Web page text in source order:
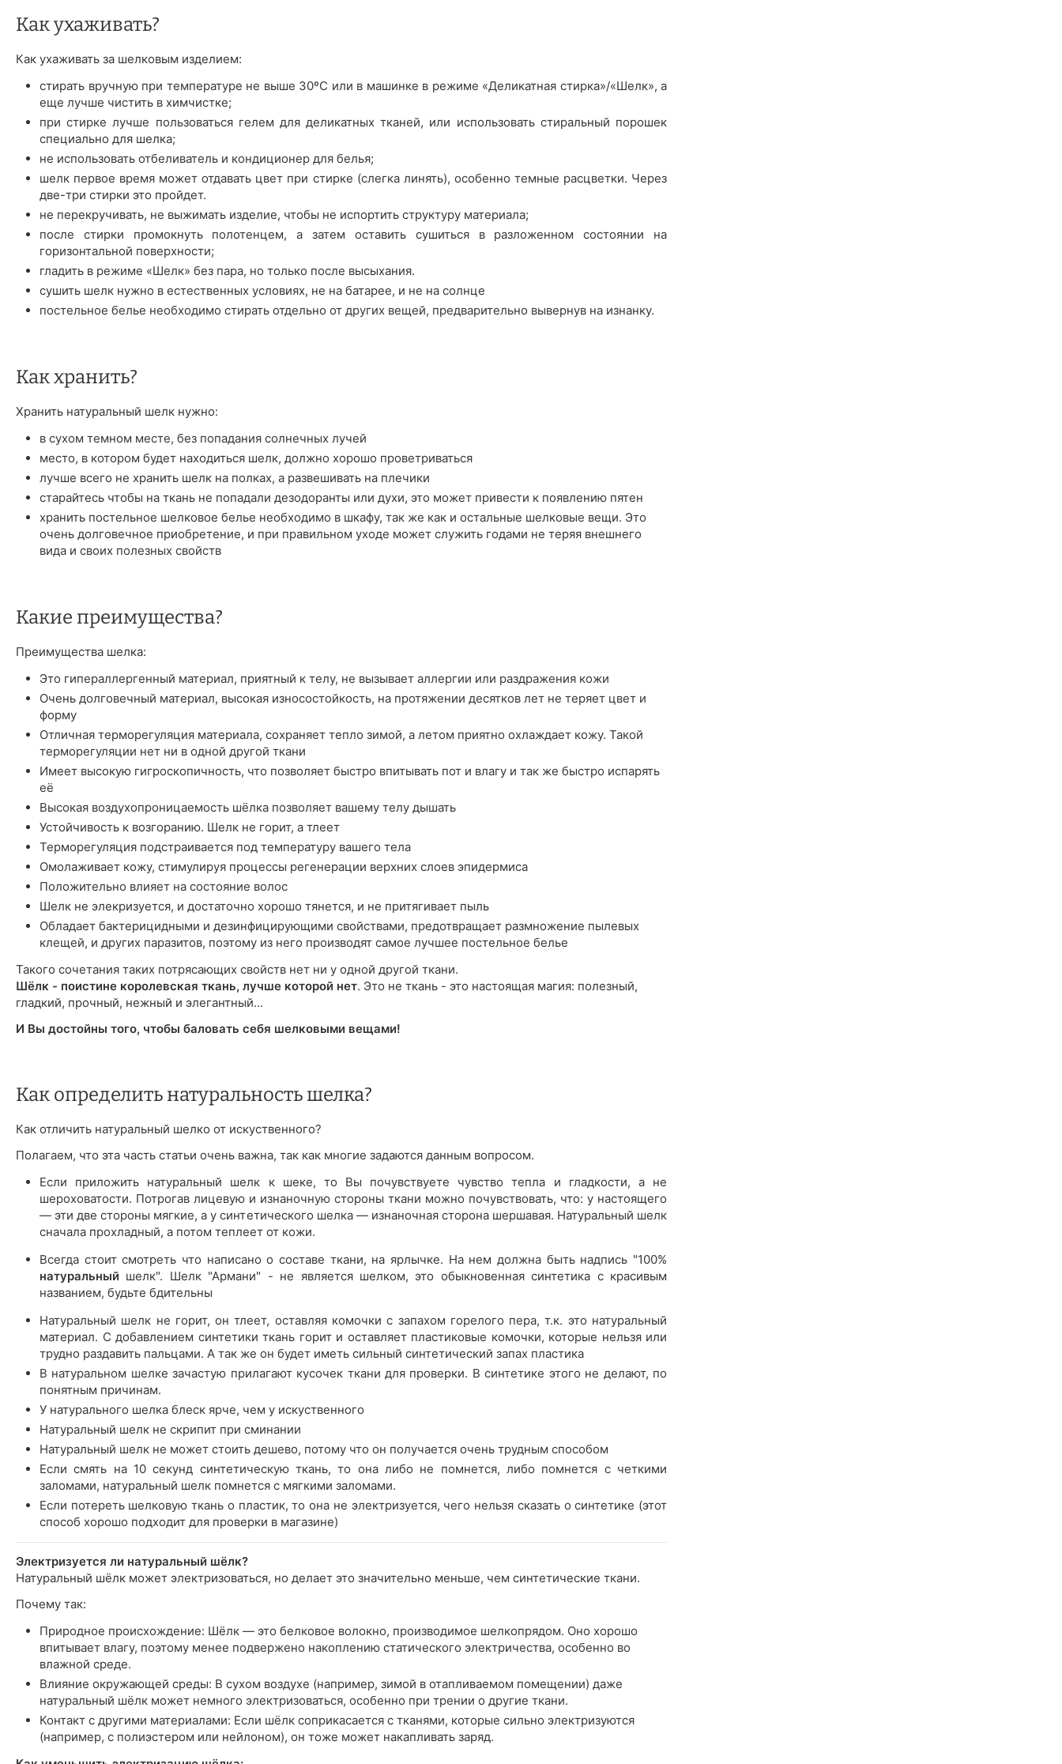
Как ухаживать?
Как ухаживать за шелковым изделием:
стирать вручную при температуре не выше 30ºС или в машинке в режиме «Деликатная стирка»/«Шелк», а
еще лучше чистить в химчистке;
при стирке лучше пользоваться гелем для деликатных тканей, или использовать стиральный порошек
специально для шелка;
не использовать отбеливатель и кондиционер для белья;
шелк первое время может отдавать цвет при стирке (слегка линять), особенно темные расцветки. Через
две-три стирки это пройдет.
не перекручивать, не выжимать изделие, чтобы не испортить структуру материала;
после стирки промокнуть полотенцем, а затем оставить сушиться в разложенном состоянии на
горизонтальной поверхности;
гладить в режиме «Шелк» без пара, но только после высыхания.
сушить шелк нужно в естественных условиях, не на батарее, и не на солнце
постельное белье необходимо стирать отдельно от других вещей, предварительно вывернув на изнанку.
Как хранить?
Хранить натуральный шелк нужно:
в сухом темном месте, без попадания солнечных лучей
место, в котором будет находиться шелк, должно хорошо проветриваться
лучше всего не хранить шелк на полках, а развешивать на плечики
старайтесь чтобы на ткань не попадали дезодоранты или духи, это может привести к появлению пятен
хранить постельное шелковое белье необходимо в шкафу, так же как и остальные шелковые вещи. Это
очень долговечное приобретение, и при правильном уходе может служить годами не теряя внешнего
вида и своих полезных свойств
Какие преимущества?
Преимущества шелка:
Это гипераллергенный материал, приятный к телу, не вызывает аллергии или раздражения кожи
Очень долговечный материал, высокая износостойкость, на протяжении десятков лет не теряет цвет и
форму
Отличная терморегуляция материала, сохраняет тепло зимой, а летом приятно охлаждает кожу. Такой
терморегуляции нет ни в одной другой ткани
Имеет высокую гигроскопичность, что позволяет быстро впитывать пот и влагу и так же быстро испарять
её
Высокая воздухопроницаемость шёлка позволяет вашему телу дышать
Устойчивость к возгоранию. Шелк не горит, а тлеет
Терморегуляция подстраивается под температуру вашего тела
Омолаживает кожу, стимулируя процессы регенерации верхних слоев эпидермиса
Положительно влияет на состояние волос
Шелк не элекризуется, и достаточно хорошо тянется, и не притягивает пыль
Обладает бактерицидными и дезинфицирующими свойствами, предотвращает размножение пылевых
клещей, и других паразитов, поэтому из него производят самое лучшее постельное белье
Такого сочетания таких потрясающих свойств нет ни у одной другой ткани.
Шёлк - поистине королевская ткань, лучше которой нет. Это не ткань - это настоящая магия: полезный,
гладкий, прочный, нежный и элегантный...
И Вы достойны того, чтобы баловать себя шелковыми вещами!
Как определить натуральность шелка?
Как отличить натуральный шелко от искуственного?
Полагаем, что эта часть статьи очень важна, так как многие задаются данным вопросом.
Если приложить натуральный шелк к шеке, то Вы почувствуете чувство тепла и гладкости, а не
шероховатости. Потрогав лицевую и изнаночную стороны ткани можно почувствовать, что: у настоящего
— эти две стороны мягкие, а у синтетического шелка — изнаночная сторона шершавая. Натуральный шелк
сначала прохладный, а потом теплеет от кожи.
Всегда стоит смотреть что написано о составе ткани, на ярлычке. На нем должна быть надпись "100%
натуральный шелк". Шелк "Армани" - не является шелком, это обыкновенная синтетика с красивым
названием, будьте бдительны
Натуральный шелк не горит, он тлеет, оставляя комочки с запахом горелого пера, т.к. это натуральный
материал. С добавлением синтетики ткань горит и оставляет пластиковые комочки, которые нельзя или
трудно раздавить пальцами. А так же он будет иметь сильный синтетический запах пластика
В натуральном шелке зачастую прилагают кусочек ткани для проверки. В синтетике этого не делают, по
понятным причинам.
У натурального шелка блеск ярче, чем у искуственного
Натуральный шелк не скрипит при сминании
Натуральный шелк не может стоить дешево, потому что он получается очень трудным способом
Если смять на 10 секунд синтетическую ткань, то она либо не помнется, либо помнется с четкими
заломами, натуральный шелк помнется с мягкими заломами.
Если потереть шелковую ткань о пластик, то она не электризуется, чего нельзя сказать о синтетике (этот
способ хорошо подходит для проверки в магазине)
Электризуется ли натуральный шёлк?
Натуральный шёлк может электризоваться, но делает это значительно меньше, чем синтетические ткани.
Почему так:
Природное происхождение: Шёлк — это белковое волокно, производимое шелкопрядом. Оно хорошо
впитывает влагу, поэтому менее подвержено накоплению статического электричества, особенно во
влажной среде.
Влияние окружающей среды: В сухом воздухе (например, зимой в отапливаемом помещении) даже
натуральный шёлк может немного электризоваться, особенно при трении о другие ткани.
Контакт с другими материалами: Если шёлк соприкасается с тканями, которые сильно электризуются
(например, с полиэстером или нейлоном), он тоже может накапливать заряд.